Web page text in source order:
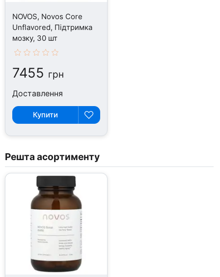
NOVOS, Novos Core
Unflavored, Підтримка
мозку, 30 шт
7455 грн
Доставлення
Купити
Решта асортименту